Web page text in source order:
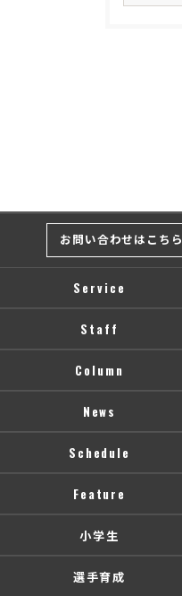
お問い合わせはこちら
Service
Staff
Column
News
Schedule
Feature
小学生
選手育成